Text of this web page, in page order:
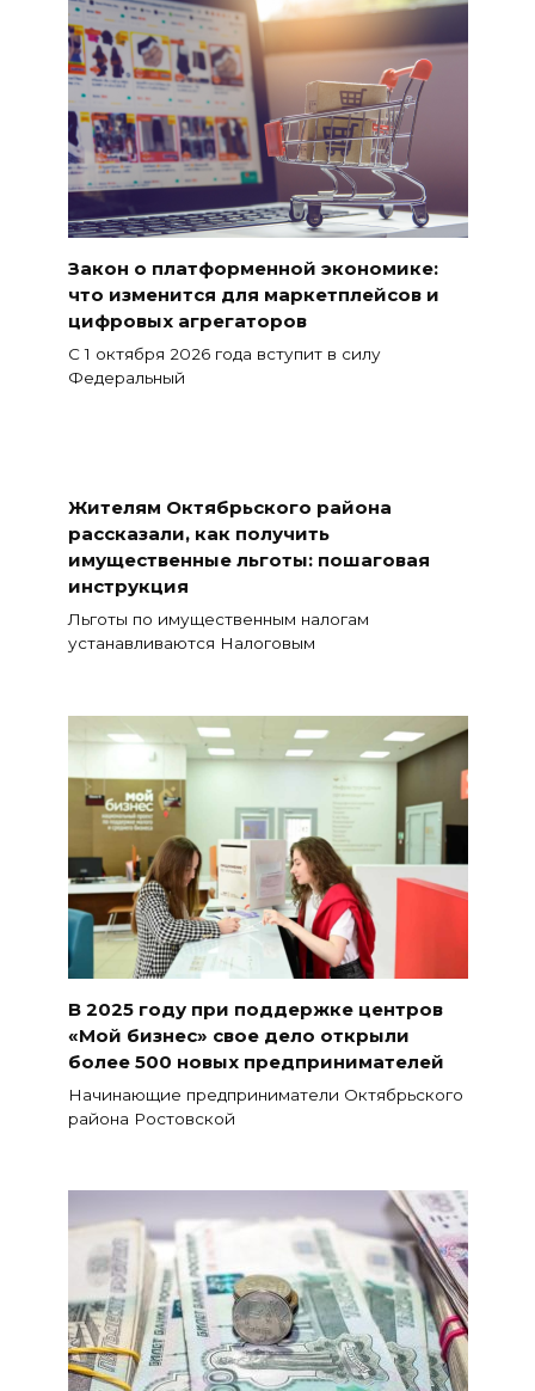
Закон о платформенной экономике:
что изменится для маркетплейсов и
цифровых агрегаторов
С 1 октября 2026 года вступит в силу
Федеральный
Жителям Октябрьского района
рассказали, как получить
имущественные льготы: пошаговая
инструкция
Льготы по имущественным налогам
устанавливаются Налоговым
В 2025 году при поддержке центров
«Мой бизнес» свое дело открыли
более 500 новых предпринимателей
Начинающие предприниматели Октябрьского
района Ростовской